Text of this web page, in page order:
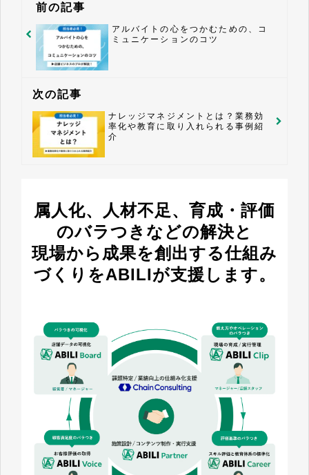
前の記事
アルバイトの心をつかむための、コ
ミュニケーションのコツ
次の記事
ナレッジマネジメントとは？業務効
率化や教育に取り入れられる事例紹
介
属人化、人材不足、育成・評価
のバラつきなどの解決と
現場から成果を創出する仕組み
づくりをABILIが支援します。